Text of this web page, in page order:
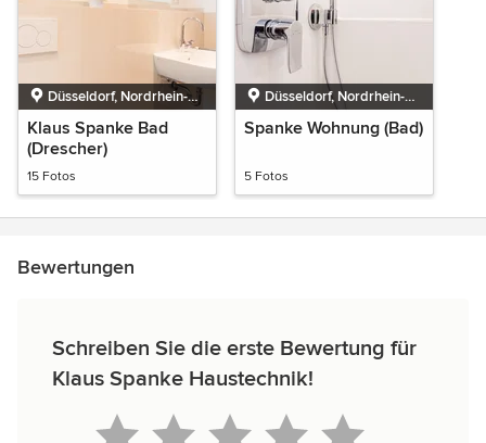
Düsseldorf, Nordrhein-
Westfalen
Klaus Spanke Bad
(Drescher)
15 Fotos
Düsseldorf, Nordrhein-
Westfalen
Spanke Wohnung (Bad)
5 Fotos
Bewertungen
Schreiben Sie die erste Bewertung für
Klaus Spanke Haustechnik!